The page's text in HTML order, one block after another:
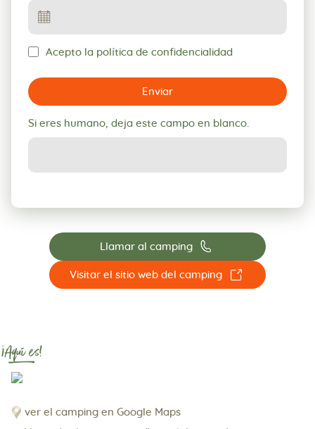
Acepto la política de confidencialidad
Enviar
Si eres humano, deja este campo en blanco.
Llamar al camping 📞
Visitar el sitio web del camping ☐
¡Aquí es!
ver el camping en Google Maps